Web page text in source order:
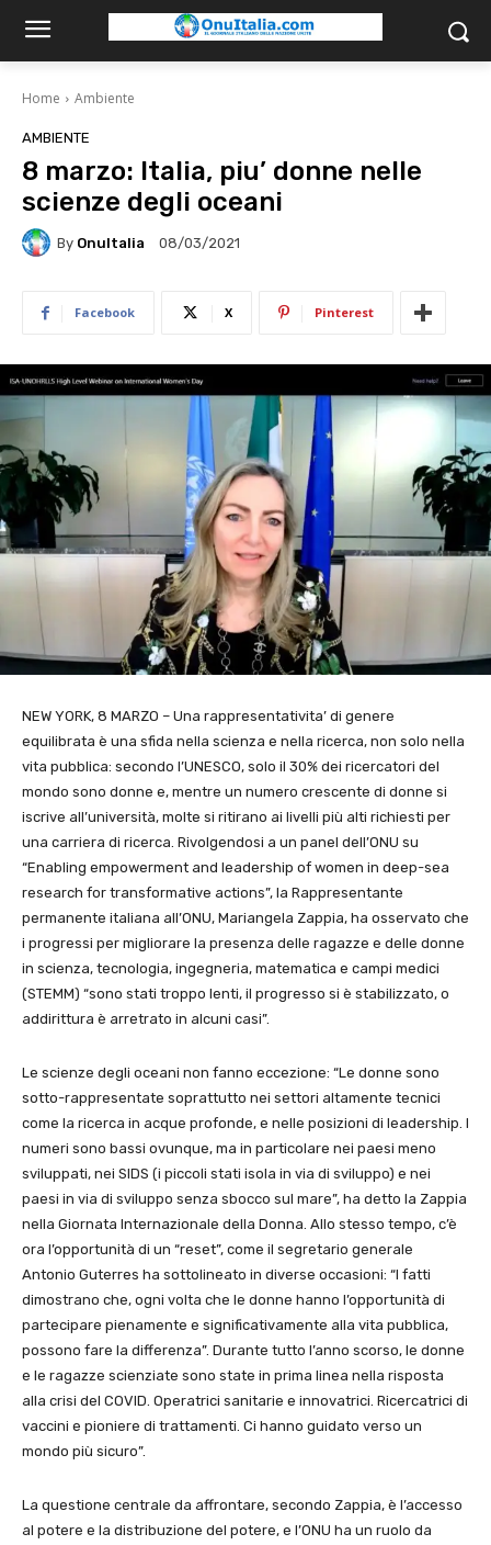
Home Ambiente
AMBIENTE
8 marzo: Italia, piu’ donne nelle
scienze degli oceani
By OnuItalia 08/03/2021
Facebook X Pinterest
NEW YORK, 8 MARZO – Una rappresentativita’ di genere
equilibrata è una sfida nella scienza e nella ricerca, non solo nella
vita pubblica: secondo l’UNESCO, solo il 30% dei ricercatori del
mondo sono donne e, mentre un numero crescente di donne si
iscrive all’università, molte si ritirano ai livelli più alti richiesti per
una carriera di ricerca. Rivolgendosi a un panel dell’ONU su
“Enabling empowerment and leadership of women in deep-sea
research for transformative actions”, la Rappresentante
permanente italiana all’ONU, Mariangela Zappia, ha osservato che
i progressi per migliorare la presenza delle ragazze e delle donne
in scienza, tecnologia, ingegneria, matematica e campi medici
(STEMM) “sono stati troppo lenti, il progresso si è stabilizzato, o
addirittura è arretrato in alcuni casi”.
Le scienze degli oceani non fanno eccezione: “Le donne sono
sotto-rappresentate soprattutto nei settori altamente tecnici
come la ricerca in acque profonde, e nelle posizioni di leadership. I
numeri sono bassi ovunque, ma in particolare nei paesi meno
sviluppati, nei SIDS (i piccoli stati isola in via di sviluppo) e nei
paesi in via di sviluppo senza sbocco sul mare”, ha detto la Zappia
nella Giornata Internazionale della Donna. Allo stesso tempo, c’è
ora l’opportunità di un “reset”, come il segretario generale
Antonio Guterres ha sottolineato in diverse occasioni: “I fatti
dimostrano che, ogni volta che le donne hanno l’opportunità di
partecipare pienamente e significativamente alla vita pubblica,
possono fare la differenza”. Durante tutto l’anno scorso, le donne
e le ragazze scienziate sono state in prima linea nella risposta
alla crisi del COVID. Operatrici sanitarie e innovatrici. Ricercatrici di
vaccini e pioniere di trattamenti. Ci hanno guidato verso un
mondo più sicuro”.
La questione centrale da affrontare, secondo Zappia, è l’accesso
al potere e la distribuzione del potere, e l’ONU ha un ruolo da